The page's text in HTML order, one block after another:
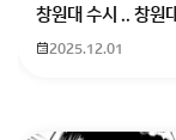
창원대 수시 .. 창원
2025.12.01